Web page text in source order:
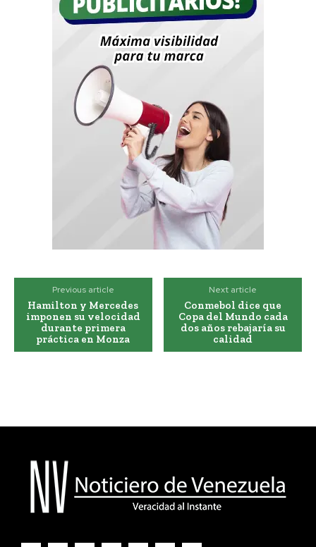
Previous article
Hamilton y Mercedes
imponen su velocidad
durante primera
práctica en Monza
Next article
Conmebol dice que
Copa del Mundo cada
dos años rebajaría su
calidad